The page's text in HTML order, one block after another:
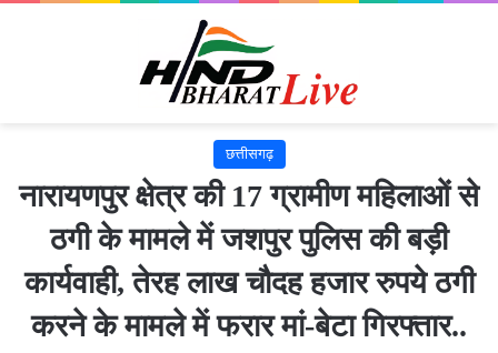
छत्तीसगढ़
नारायणपुर क्षेत्र की 17 ग्रामीण महिलाओं से
ठगी के मामले में जशपुर पुलिस की बड़ी
कार्यवाही, तेरह लाख चौदह हजार रुपये ठगी
करने के मामले में फरार मां-बेटा गिरफ्तार..